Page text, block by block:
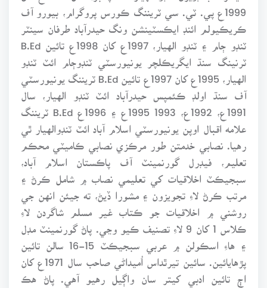
1999ع پي. ٽي. سي ٽريننگ ڪورس پروگرام، بيورو آف
ڪريڪيولم ائنڊ ايڪسٽينشن ونگ حيدرآباد طرفان سينٽر
ٽنڊو ڄام ۽ ٽنڊو الهيار، 1997ع کان 1998ع تائين B.Ed
ٽرنينگ سنڌ ايگريڪلچر يونيورسٽي ٽنڊوڄام ائٽ ٽنڊو
الهيار، 1995ع کان 1997ع تائين B.Ed ٽريننگ يونيورسٽي
آف سنڌ اولڊ ڪئمپس حيدرآباد ائٽ ٽنڊو الهيار، سال
1991ع، 1992ع، 1993 1995ع ۽ 1996ع B.Ed ٽريننگ
علامه اقبال اوپن يونيورسٽي اسلام آباد ائٽ ٽنڊوالهيار ٿي
رهيا. نصابي خدمتن طور مرڪزي نصابي ڪاميٽي محڪم
تعليم، فيڊرل گورنمينٽ آف پاڪستان اسلام آباد،
سبجيڪٽ اخلاقيات کي تعليمي نصاب ۾ شامل ڪرڻ ۽
مرتب ڪرڻ لاءِ تجويزون ۽ مشورا ڏيڻ، ته جيئن انهن جي
روشني ۾ اخلاقيات جو ڪتاب غير مسلم شاگردن لاءِ
ڪلاس 1 کان 9 لاءِ تصنيف ڪيو وڃي. پاڻ گورنمينٽ مڊل
۽ هاءِ اسڪولن ۾ عربي سبجيڪٽ 15-16 سالن تائين
پڙهايائين. سائين تيرٿداس اُميداڻي صاحب سال 1971ع کان
اڄ تائين ادبي کيتر سان واڳيل رهيو آهي. پاڻ هڪ